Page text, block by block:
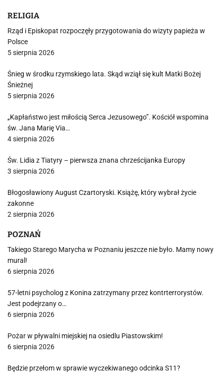
RELIGIA
Rząd i Episkopat rozpoczęły przygotowania do wizyty papieża w
Polsce
5 sierpnia 2026
Śnieg w środku rzymskiego lata. Skąd wziął się kult Matki Bożej
Śnieżnej
5 sierpnia 2026
„Kapłaństwo jest miłością Serca Jezusowego”. Kościół wspomina
św. Jana Marię Via…
4 sierpnia 2026
Św. Lidia z Tiatyry – pierwsza znana chrześcijanka Europy
3 sierpnia 2026
Błogosławiony August Czartoryski. Książę, który wybrał życie
zakonne
2 sierpnia 2026
POZNAŃ
Takiego Starego Marycha w Poznaniu jeszcze nie było. Mamy nowy
mural!
6 sierpnia 2026
57-letni psycholog z Konina zatrzymany przez kontrterrorystów.
Jest podejrzany o…
6 sierpnia 2026
Pożar w pływalni miejskiej na osiedlu Piastowskim!
6 sierpnia 2026
Będzie przełom w sprawie wyczekiwanego odcinka S11?